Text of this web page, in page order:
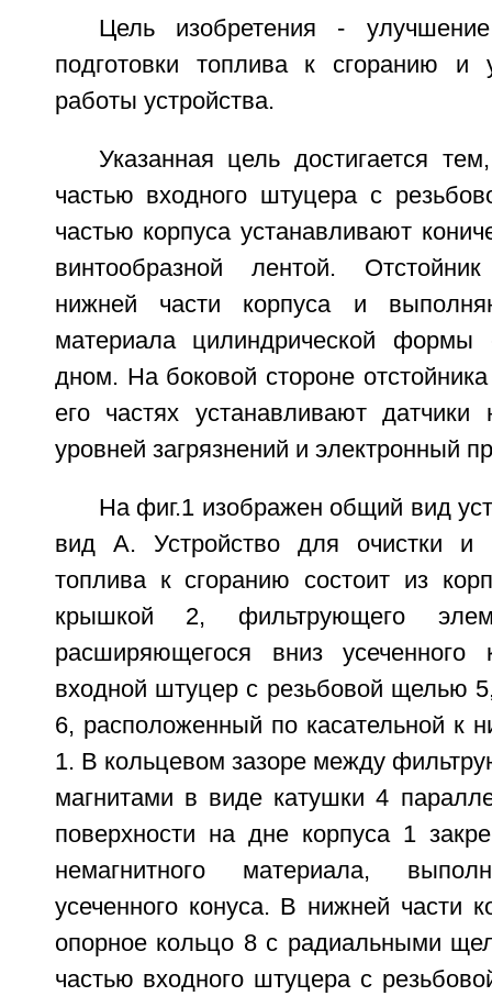
Цель изобретения - улучшение
подготовки топлива к сгоранию и
работы устройства.
Указанная цель достигается
частью входного штуцера с
частью корпуса устанавливают
винтообразной лентой.
нижней части корпуса и
материала цилиндрической формы
дном. На боковой стороне
его частях устанавливают датчики
уровней загрязнений и электронный
На фиг.1 изображен общий вид
вид А. Устройство для очистки и
топлива к сгоранию состоит из
крышкой 2, фильтрующего
расширяющегося вниз усеченного
входной штуцер с резьбовой щелью
6, расположенный по касательной к
1. В кольцевом зазоре между
магнитами в виде катушки 4
поверхности на дне корпуса 1
немагнитного материала,
усеченного конуса. В нижней части
опорное кольцо 8 с радиальными
частью входного штуцера с